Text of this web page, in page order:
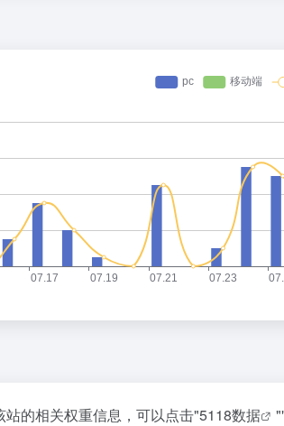
的相关权重信息，可以点击"5118数据